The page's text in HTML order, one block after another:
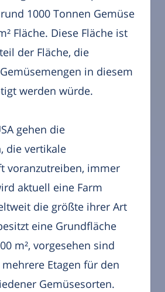
1000 Tonnen Gemüse
Fläche. Diese Fläche ist
der Fläche, die
in diesem
werden würde.
gehen die
die vertikale
voranzutreiben, immer
aktuell eine Farm
die größte ihrer Art
eine Grundfläche
m², vorgesehen sind
Etagen für den
Gemüsesorten.